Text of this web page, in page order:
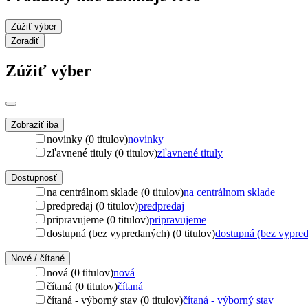
Zúžiť výber
Zoradiť
Zúžiť výber
Zobraziť iba
novinky (0 titulov)novinky
zľavnené tituly (0 titulov)zľavnené tituly
Dostupnosť
na centrálnom sklade (0 titulov)na centrálnom sklade
predpredaj (0 titulov)predpredaj
pripravujeme (0 titulov)pripravujeme
dostupná (bez vypredaných) (0 titulov)dostupná (bez
Nové / čítané
nová (0 titulov)nová
čítaná (0 titulov)čítaná
čítaná - výborný stav (0 titulov)čítaná - výborný stav